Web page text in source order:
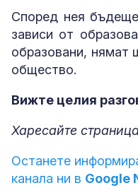
Според нея
зависи от
образовани, нямат
общество.
Вижте целия
Харесайте
Останете
канала ни в Google